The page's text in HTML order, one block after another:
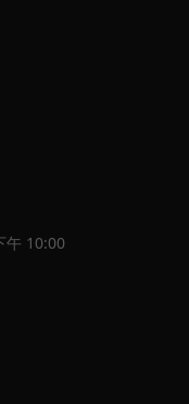
午 10:00